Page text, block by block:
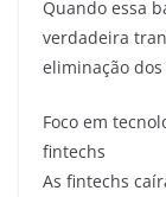
Quando essa
verdadeira
eliminação
Foco em
fintechs
As fintechs